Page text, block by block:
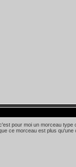
pour moi un morceau
ce morceau est plus